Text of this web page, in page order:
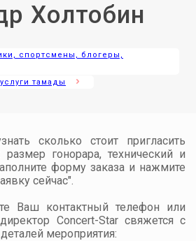
Холтобин
спортсмены, блогеры,
тамады
сколько стоит пригласить
размер гонорара, технический и
форму заказа и нажмите
сейчас".
Ваш контактный телефон или
Concert-Star свяжется с
мероприятия: